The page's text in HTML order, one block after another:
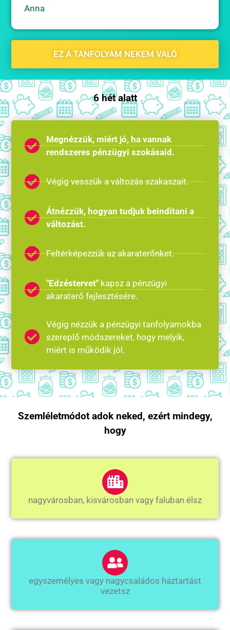
Anna
EZ A TANFOLYAM NEKEM VALÓ
6 hét alatt
Megnézzük, miért jó, ha vannak
rendszeres pénzügyi szokásaid.
Végig vesszük a változás szakaszait.
Átnézzük, hogyan tudjuk beindítani a
változást.
Feltérképezzük az akaraterőnket.
"Edzéstervet"kapsz a pénzügyi
akaraterő fejlesztésére.
Végig nézzük a pénzügyi tanfolyamokba
szereplő módszereket, hogy melyik,
miért is működik jól.
Szemléletmódot adok neked, ezért mindegy,
hogy
nagyvárosban, kisvárosban vagy faluban élsz
egyszemélyes vagy nagycsaládos háztartást
vezetsz